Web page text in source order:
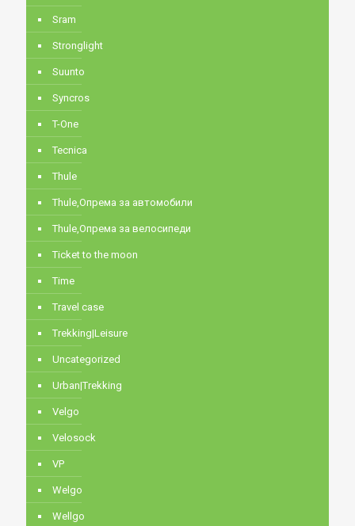
Sram
Stronglight
Suunto
Syncros
T-One
Tecnica
Thule
Thule,Опрема за автомобили
Thule,Опрема за велосипеди
Ticket to the moon
Time
Travel case
Trekking|Leisure
Uncategorized
Urban|Trekking
Velgo
Velosock
VP
Welgo
Wellgo